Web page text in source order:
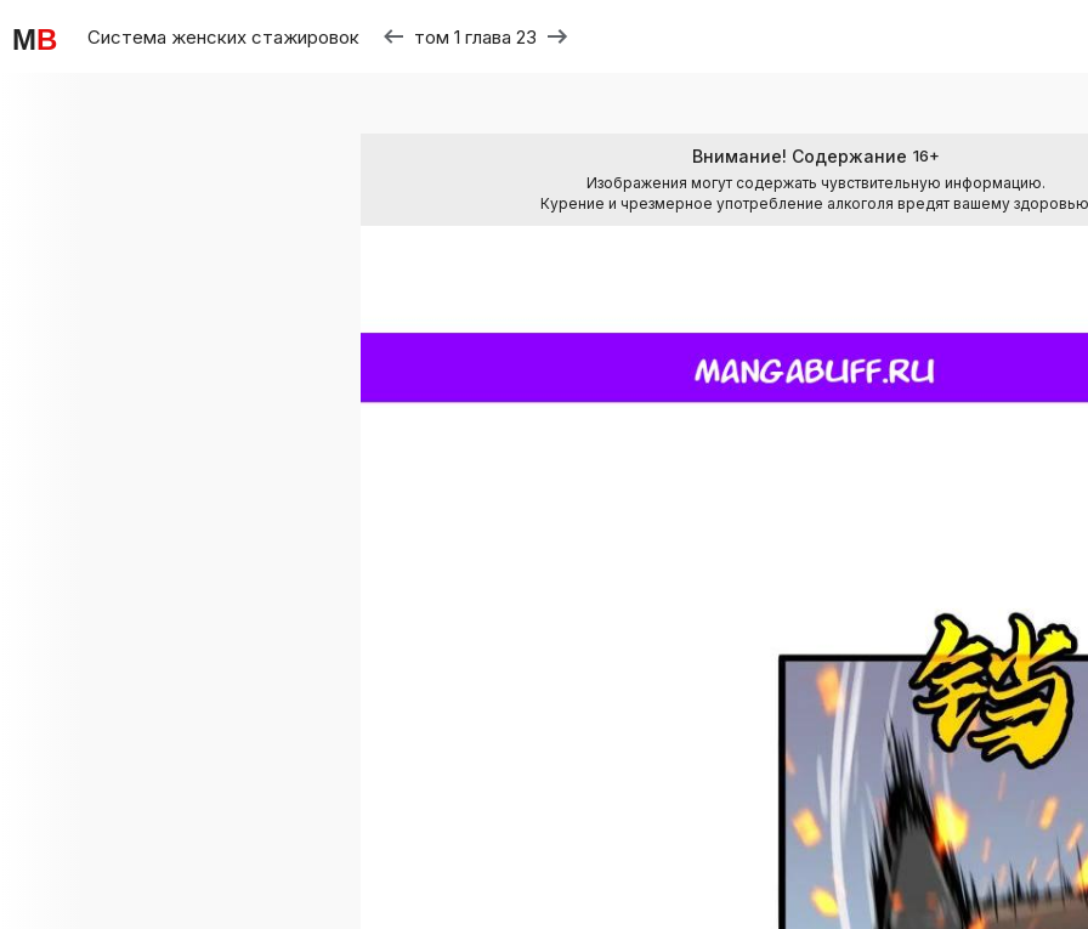
MB Система женских стажировок том 1 глава 23
Внимание! Содержание 16+
Изображения могут содержать чувствительную информацию.
Курение и чрезмерное употребление алкоголя вредят вашему